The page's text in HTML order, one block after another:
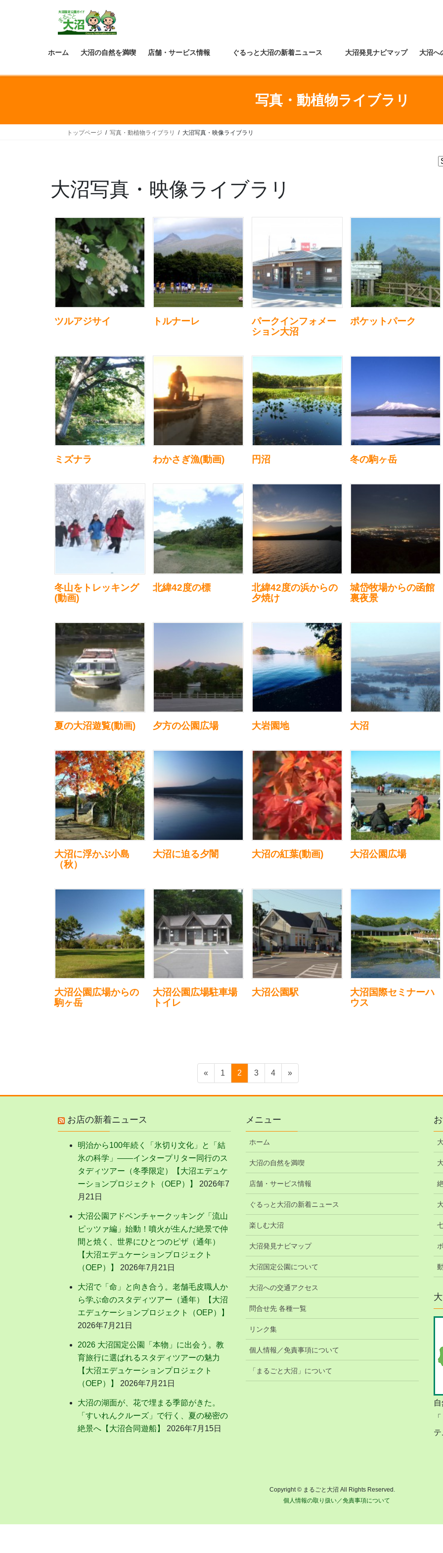
ホーム 大沼の自然を満喫 店舗・サービス情報 ぐるっと大沼の新着ニュース 大沼発見ナビマップ 大沼へ
写真・動植物ライブラリ
トップページ 写真・動植物ライブラリ 大沼写真・映像ライブラリ
大沼写真・映像ライブラリ
ツルアジサイ トルナーレ
パークインフォメー
ション大沼
ポケットパーク
ミズナラ わかさぎ漁(動画) 円沼 冬の駒ヶ岳
冬山をトレッキング
(動画)
北緯42度の標
北緯42度の浜からの
夕焼け
城岱牧場からの函館
裏夜景
夏の大沼遊覧(動画) 夕方の公園広場 大岩園地 大沼
大沼に浮かぶ小島
（秋）
大沼に迫る夕闇 大沼の紅葉(動画) 大沼公園広場
大沼公園広場からの
駒ヶ岳
大沼公園広場駐車場
トイレ
大沼公園駅
大沼国際セミナーハ
ウス
稿
の
«
固
定
ペ
1
固
定
ペ
2
固
定
ペ
ジ
3
固
定
ペ
ジ
4 »
お店の新着ニュース
明治から100年続く「氷切り文化」と「結
氷の科学」——インタープリター同行のス
タディツアー（冬季限定）【大沼エデュケ
ーションプロジェクト（OEP）】
2026年7
月21日
大沼公園アドベンチャークッキング「流山
ピッツァ編」始動！噴火が生んだ絶景で仲
間と焼く、世界にひとつのピザ（通年）
【大沼エデュケーションプロジェクト
（OEP）】
2026年7月21日
大沼で「命」と向き合う。老舗毛皮職人か
ら学ぶ命のスタディツアー（通年）【大沼
エデュケーションプロジェクト（OEP）】
2026年7月21日
2026 大沼国定公園「本物」に出会う。教
育旅行に選ばれるスタディツアーの魅力
【大沼エデュケーションプロジェクト
（OEP）】
2026年7月21日
大沼の湖面が、花で埋まる季節がきた。
「すいれんクルーズ」で行く、夏の秘密の
絶景へ【大沼合同遊船】
2026年7月15日
メニュー
ホーム
大沼の自然を満喫
店舗・サービス情報
ぐるっと大沼の新着ニュース
楽しむ大沼
大沼発見ナビマップ
大沼国定公園について
大沼への交通アクセス
問合せ先 各種一覧
リンク集
個人情報／免責事項について
「まるごと大沼」について
Copyright © まるごと大沼 All Rights Reserved.
個人情報の取り扱い／免責事項について